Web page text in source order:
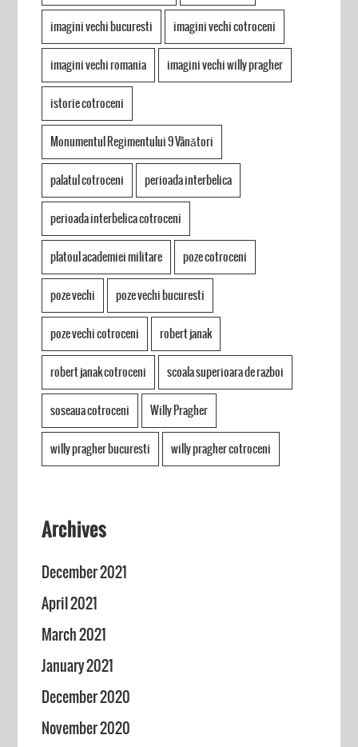
imagini vechi bucuresti imagini vechi cotroceni
imagini vechi romania imagini vechi willy pragher
istorie cotroceni
Monumentul Regimentului 9 Vânători
palatul cotroceni perioada interbelica
perioada interbelica cotroceni
platoul academiei militare poze cotroceni
poze vechi poze vechi bucuresti
poze vechi cotroceni robert janak
robert janak cotroceni scoala superioara de razboi
soseaua cotroceni Willy Pragher
willy pragher bucuresti willy pragher cotroceni
Archives
December 2021
April 2021
March 2021
January 2021
December 2020
November 2020